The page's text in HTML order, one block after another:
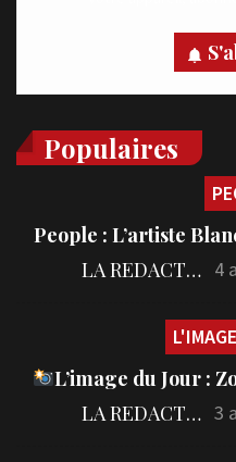
Populaires
People : L’artiste
LA REDACTION 4
L’image du Jour :
LA REDACTION 3